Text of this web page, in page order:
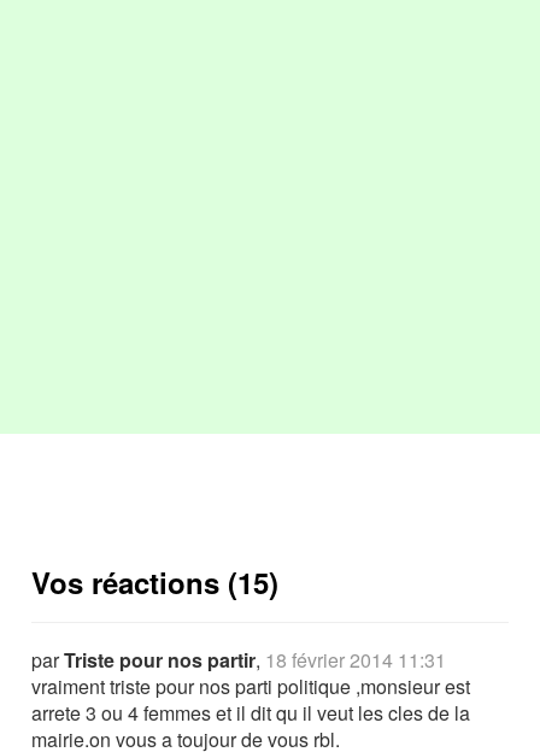
Vos réactions (15)
parTriste pour nos partir, 18 février 2014 11:31
vraiment triste pour nos parti politique ,monsieur est
arrete 3 ou 4 femmes et il dit qu il veut les cles de la
mairie.on vous a toujour de vous rbl.